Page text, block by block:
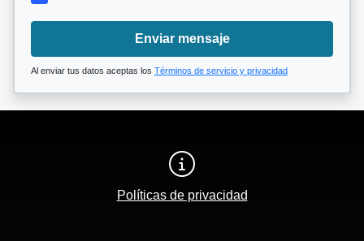
Enviar mensaje
Al enviar tus datos aceptas los Términos de servicio y privacidad
Políticas de privacidad